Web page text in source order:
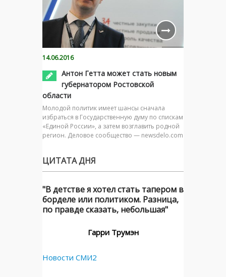
14.06.2016
Антон Гетта может стать новым
губернатором Ростовской
области
Молодой политик имеет шансы сначала
избраться в Государственную думу по спискам
«Единой России», а затем возглавить родной
регион. Деловое сообщество — newsdelo.com
ЦИТАТА ДНЯ
"В детстве я хотел стать тапером в
борделе или политиком. Разница,
по правде сказать, небольшая"
Гарри Трумэн
Новости СМИ2